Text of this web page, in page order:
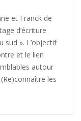
et Franck de
d’écriture
sud ». L’objectif
et le lien
autour
les